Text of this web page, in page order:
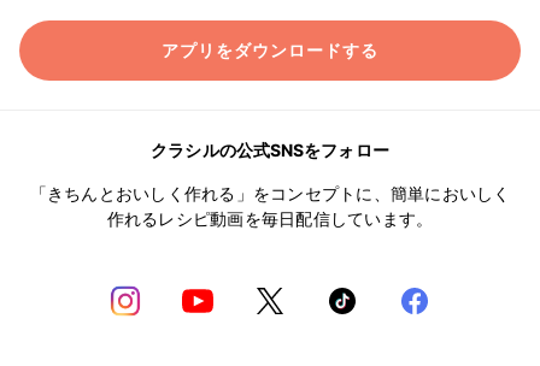
アプリをダウンロードする
クラシルの公式SNSをフォロー
「きちんとおいしく作れる」をコンセプトに、簡単においしく
作れるレシピ動画を毎日配信しています。